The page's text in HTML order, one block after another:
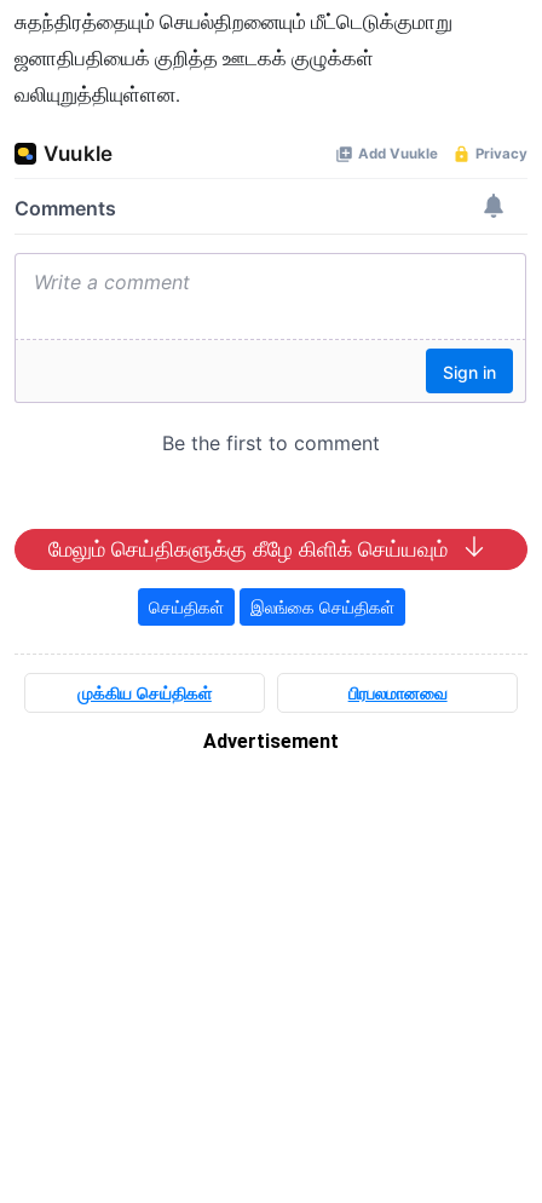
சுதந்திரத்தையும் செயல்திறனையும் மீட்டெடுக்குமாறு
ஜனாதிபதியைக் குறித்த ஊடகக் குழுக்கள்
வலியுறுத்தியுள்ளன.
மேலும் செய்திகளுக்கு கீழே கிளிக் செய்யவும்
செய்திகள் இலங்கை செய்திகள்
முக்கிய செய்திகள் பிரபலமானவை
Advertisement